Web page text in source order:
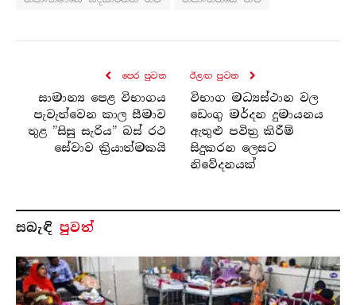
පෙර පුව​ත
සාමාන්‍ය පෙළ විභාගය
පැවැත්වෙන කාල සීමාව
තුළ ”සිසු සැරිය” බස් රථ
සේවාව ක්‍රියාත්මකයි
ඊළඟ පුව​ත
විභාග මධ්‍යස්ථාන වල
ඩෙංගු මර්දන දුමායනය
ඇතුළු පවිත්‍ර කිරීම්
සිදුකරන ලෙසට
නිවේදනයක්
සබැ​ඳි පුවත්